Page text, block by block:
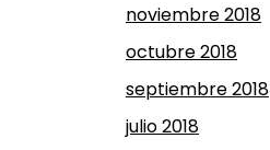
noviembre 2018
octubre 2018
septiembre 2018
julio 2018